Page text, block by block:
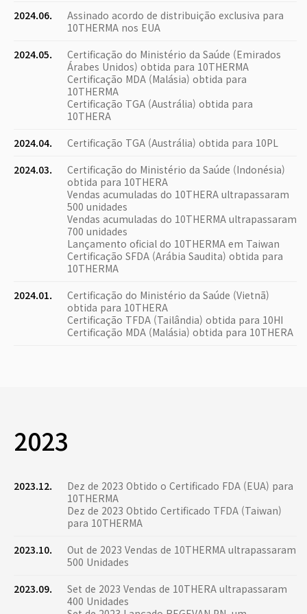
2024.06.
Assinado acordo de distribuição exclusiva para
10THERMA nos EUA
2024.05.
Certificação do Ministério da Saúde (Emirados
Árabes Unidos) obtida para 10THERMA
Certificação MDA (Malásia) obtida para
10THERMA
Certificação TGA (Austrália) obtida para
10THERA
2024.04.
Certificação TGA (Austrália) obtida para 10PL
2024.03.
Certificação do Ministério da Saúde (Indonésia)
obtida para 10THERA
Vendas acumuladas do 10THERA ultrapassaram
500 unidades
Vendas acumuladas do 10THERMA ultrapassaram
700 unidades
Lançamento oficial do 10THERMA em Taiwan
Certificação SFDA (Arábia Saudita) obtida para
10THERMA
2024.01.
Certificação do Ministério da Saúde (Vietnã)
obtida para 10THERA
Certificação TFDA (Tailândia) obtida para 10HI
Certificação MDA (Malásia) obtida para 10THERA
2023
2023.12.
Dez de 2023 Obtido o Certificado FDA (EUA) para
10THERMA
Dez de 2023 Obtido Certificado TFDA (Taiwan)
para 10THERMA
2023.10.
Out de 2023 Vendas de 10THERMA ultrapassaram
500 Unidades
2023.09.
Set de 2023 Vendas de 10THERA ultrapassaram
400 Unidades